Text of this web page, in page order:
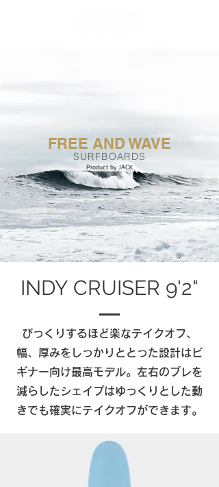
FREE AND WAVE
SURFBOARDS
Product by JACK
INDY CRUISER 9'2"
びっくりするほど楽なテイクオフ、
幅、厚みをしっかりととった設計はビ
ギナー向け最高モデル。左右のブレを
減らしたシェイプはゆっくりとした動
きでも確実にテイクオフができます。